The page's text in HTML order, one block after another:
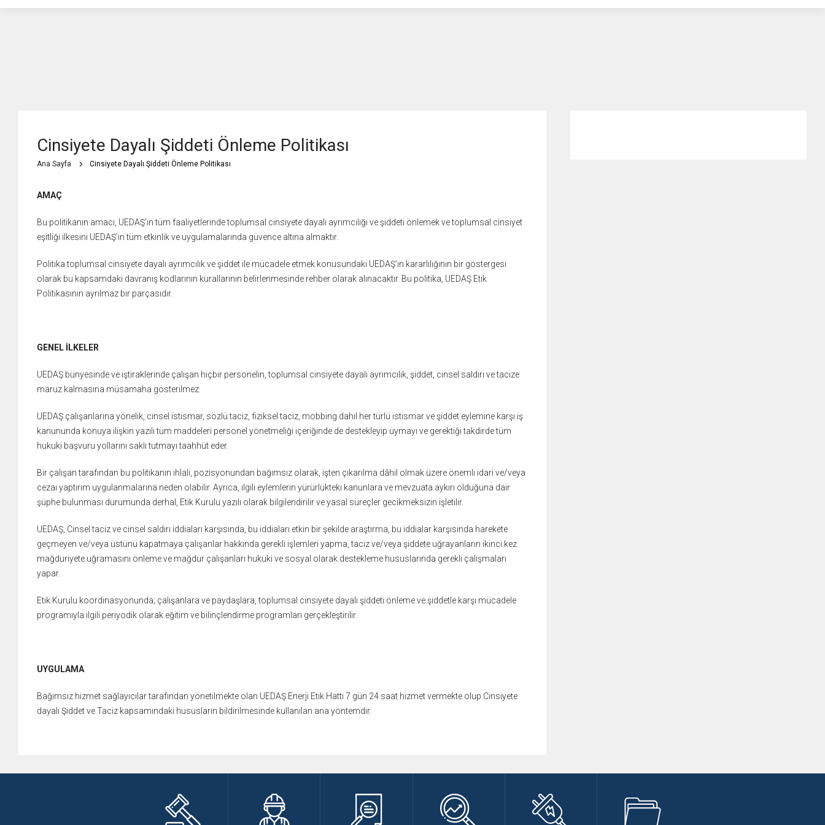
Cinsiyete Dayalı Şiddeti Önleme Politikası
Ana Sayfa Cinsiyete Dayalı Şiddeti Önleme Politikası
AMAÇ
Bu politikanın amacı, UEDAŞ’ın tüm faaliyetlerinde toplumsal cinsiyete dayalı ayrımcılığı ve şiddeti önlemek ve toplumsal cinsiyet
eşitliği ilkesini UEDAŞ’ın tüm etkinlik ve uygulamalarında güvence altına almaktır.
Politika toplumsal cinsiyete dayalı ayrımcılık ve şiddet ile mücadele etmek konusundaki UEDAŞ’ın kararlılığının bir göstergesi
olarak bu kapsamdaki davranış kodlarının kurallarının belirlenmesinde rehber olarak alınacaktır. Bu politika, UEDAŞ Etik
Politikasının ayrılmaz bir parçasıdır.
GENEL İLKELER
UEDAŞ bünyesinde ve iştiraklerinde çalışan hiçbir personelin, toplumsal cinsiyete dayalı ayrımcılık, şiddet, cinsel saldırı ve tacize
maruz kalmasına müsamaha gösterilmez.
UEDAŞ çalışanlarına yönelik, cinsel istismar, sözlü taciz, fiziksel taciz, mobbing dahil her türlü istismarve şiddet eylemine karşı iş
kanununda konuya ilişkin yazılı tüm maddeleri personel yönetmeliği içeriğinde de destekleyip uymayı ve gerektiği takdirde tüm
hukuki başvuru yollarını saklı tutmayıtaahhüt eder.
Bir çalışan tarafından bu politikanın ihlali, pozisyonundan bağımsız olarak, işten çıkarılma dâhil olmak üzere önemli idari ve/veya
cezai yaptırım uygulanmalarına neden olabilir. Ayrıca, ilgili eylemlerin yürürlükteki kanunlara ve mevzuata aykırı olduğuna dair
şüphe bulunması durumunda derhal, Etik Kurulu yazılı olarak bilgilendirilir ve yasal süreçler gecikmeksizin işletilir.
UEDAŞ, Cinsel taciz ve cinsel saldırı iddiaları karşısında, bu iddiaları etkin bir şekilde araştırma, bu iddialar karşısında harekete
geçmeyen ve/veya üstünü kapatmaya çalışanlar hakkında gerekli işlemleri yapma, taciz ve/veya şiddete uğrayanların ikinci kez
mağduriyete uğramasını önleme ve mağdur çalışanları hukuki ve sosyal olarak destekleme hususlarında gerekli çalışmaları
yapar.
Etik Kurulu koordinasyonunda; çalışanlara ve paydaşlara, toplumsal cinsiyete dayalı şiddeti önleme veşiddetle karşı mücadele
programıyla ilgili periyodik olarak eğitim ve bilinçlendirme programları gerçekleştirilir.
UYGULAMA
Bağımsız hizmet sağlayıcılar tarafından yönetilmekte olan UEDAŞ Enerji Etik Hattı 7 gün 24 saat hizmet vermekte olup Cinsiyete
dayalı Şiddet ve Taciz kapsamındaki hususların bildirilmesinde kullanılan ana yöntemdir.